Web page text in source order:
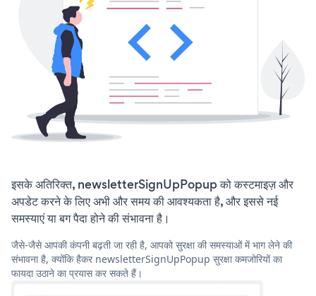
इसके अतिरिक्त, newsletterSignUpPopup को कस्टमाइज़ और
अपडेट करने के लिए अभी और समय की आवश्यकता है, और इससे नई
समस्याएं या बग पैदा होने की संभावना है।
जैसे-जैसे आपकी कंपनी बढ़ती जा रही है, आपको सुरक्षा की समस्याओं में भाग लेने की
संभावना है, क्योंकि हैकर newsletterSignUpPopup सुरक्षा कमजोरियों का
फायदा उठाने का प्रयास कर सकते हैं।